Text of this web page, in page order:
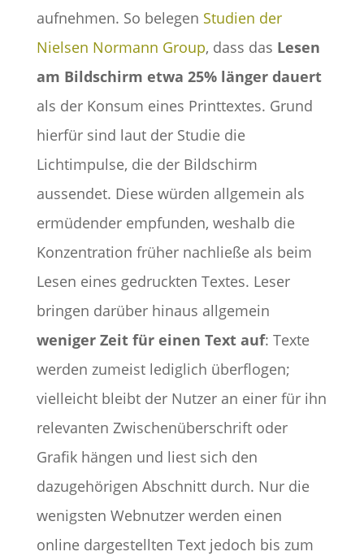
aufnehmen. So belegen Studien der
Nielsen Normann Group, dass das Lesen
am Bildschirm etwa 25% länger dauert
als der Konsum eines Printtextes. Grund
hierfür sind laut der Studie die
Lichtimpulse, die der Bildschirm
aussendet. Diese würden allgemein als
ermüdender empfunden, weshalb die
Konzentration früher nachließe als beim
Lesen eines gedruckten Textes. Leser
bringen darüber hinaus allgemein
weniger Zeit für einen Text auf: Texte
werden zumeist lediglich überflogen;
vielleicht bleibt der Nutzer an einer für ihn
relevanten Zwischenüberschrift oder
Grafik hängen und liest sich den
dazugehörigen Abschnitt durch. Nur die
wenigsten Webnutzer werden einen
online dargestellten Text jedoch bis zum